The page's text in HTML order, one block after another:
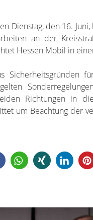
Dienstag, den 16.
an der
Hessen Mobil in
Sicherheitsgründen
Richtungen in
um Beachtung der